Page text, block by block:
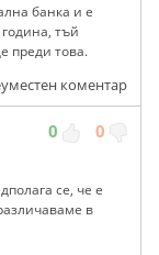
банка и е
тъй
преди това.
коментар
0 0
се, че е
в